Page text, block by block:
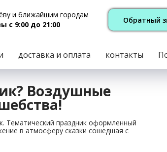
и ближайшим городам
с 9:00 до 21:00
Обратный
доставка и оплата контакты
Воздушные
Тематический праздник оформленный
в атмосферу сказки сошедшая с